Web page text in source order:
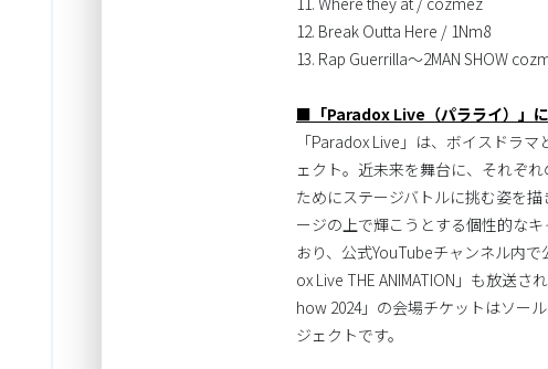
12. Break Outta Here / 1Nm8
13. Rap Guerrilla～2MAN SHOW
■「Paradox Live（パラライ）」
「Paradox Live」は、ボイスドラ
ェクト。近未来を舞台に、それぞ
ためにステージバトルに挑む姿を
ージの上で輝こうとする個性的な
おり、公式YouTubeチャンネル内
ox Live THE ANIMATION」も放送
how 2024」の会場チケットはソー
ジェクトです。